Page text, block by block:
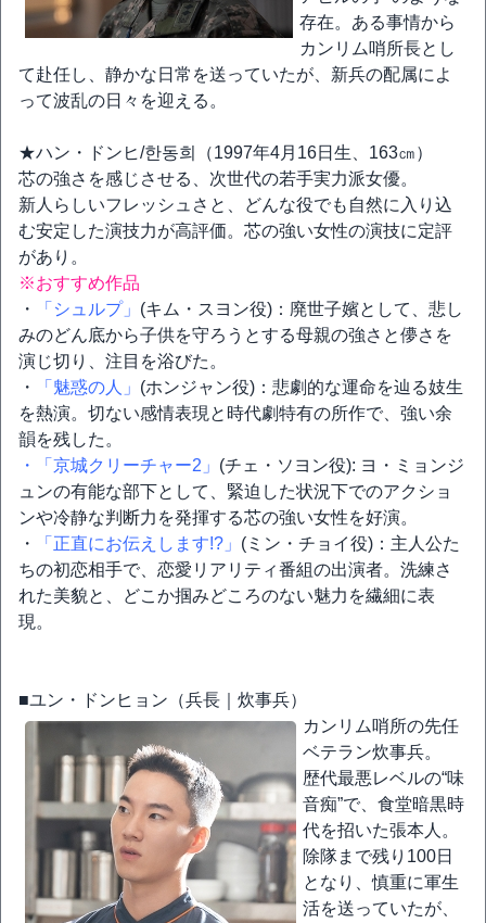
存在。ある事情から
カンリム哨所長とし
て赴任し、静かな日常を送っていたが、新兵の配属によ
って波乱の日々を迎える。
★ハン・ドンヒ/한동희（1997年4月16日生、163㎝）
芯の強さを感じさせる、次世代の若手実力派女優。
新人らしいフレッシュさと、どんな役でも自然に入り込
む安定した演技力が高評価。芯の強い女性の演技に定評
があり。
※おすすめ作品
・
「シュルプ」 (キム・スヨン役)：廃世子嬪として、悲し
みのどん底から子供を守ろうとする母親の強さと儚さを
演じ切り、注目を浴びた。
・
「魅惑の人」 (ホンジャン役)：悲劇的な運命を辿る妓生
を熱演。切ない感情表現と時代劇特有の所作で、強い余
韻を残した。
・「京城クリーチャー2」 (チェ・ソヨン役): ヨ・ミョンジ
ュンの有能な部下として、緊迫した状況下でのアクショ
ンや冷静な判断力を発揮する芯の強い女性を好演。
・
「正直にお伝えします!?」 (ミン・チョイ役)：主人公た
ちの初恋相手で、恋愛リアリティ番組の出演者。洗練さ
れた美貌と、どこか掴みどころのない魅力を繊細に表
現。
■ユン・ドンヒョン（兵長｜炊事兵）
カンリム哨所の先任
ベテラン炊事兵。
歴代最悪レベルの“味
音痴”で、食堂暗黒時
代を招いた張本人。
除隊まで残り100日
となり、慎重に軍生
活を送っていたが、